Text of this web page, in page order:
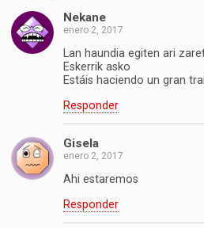
Nekane
enero 2, 2017
Lan haundia egiten ari
Eskerrik asko
Estáis haciendo un gran
Responder
Gisela
enero 2, 2017
Ahi estaremos
Responder